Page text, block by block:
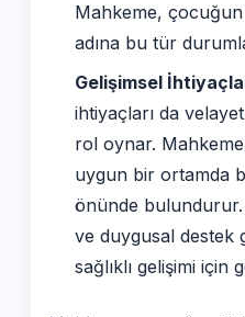
Mahkeme,
adına bu tür
Gelişimsel
ihtiyaçları da
rol oynar.
uygun bir ortamda
önünde
ve duygusal destek
sağlıklı gelişimi için